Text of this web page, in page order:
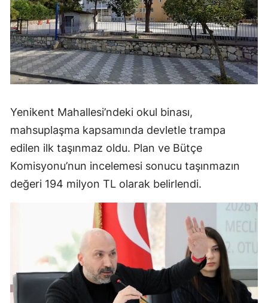
Yenikent Mahallesi’ndeki okul binası,
mahsuplaşma kapsamında devletle trampa
edilen ilk taşınmaz oldu. Plan ve Bütçe
Komisyonu’nun incelemesi sonucu taşınmazın
değeri 194 milyon TL olarak belirlendi.